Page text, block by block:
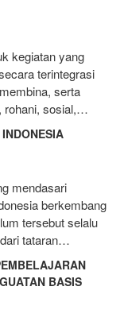
kegiatan yang
terintegrasi
serta
rohani, sosial,…
mendasari
berkembang
tersebut selalu
tataran…
BASIS